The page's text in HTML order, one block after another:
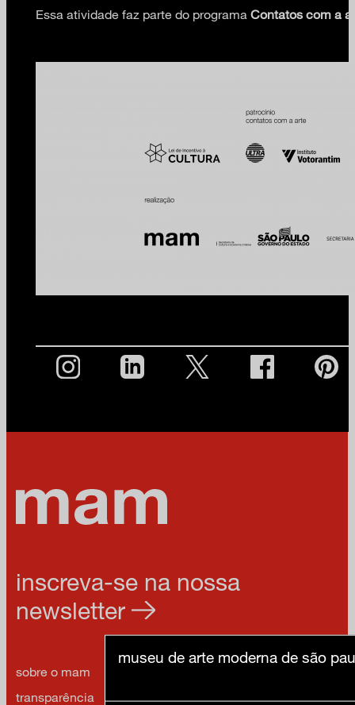
Essa atividade faz parte do programa Contatos com a
inscreva-se na nossa
newsletter
sobre o mam
transparência
contato
museu de arte moderna de são